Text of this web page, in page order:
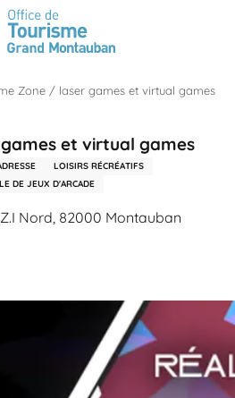
Zone / laser games et virtual games
et virtual games
LOISIRS RÉCRÉATIFS
DE JEUX D'ARCADE
Nord, 82000 Montauban
favoris